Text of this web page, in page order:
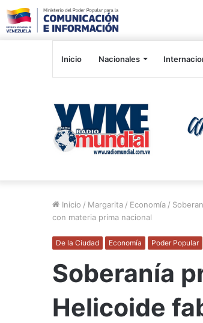
Inicio Nacionales
Inicio / Margarita / Economía /
con materia prima nacional
De la Ciudad Economía Poder Popular
Soberanía
Helicoide